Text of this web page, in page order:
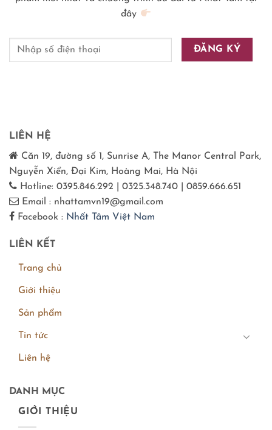
đây
LIÊN HỆ
Căn 19, đường số 1, Sunrise A, The Manor Central Park,
Nguyễn Xiển, Đại Kim, Hoàng Mai, Hà Nội
Hotline: 0395.846.292 | 0325.348.740 | 0859.666.651
Email : nhattamvn19@gmail.com
Facebook : Nhất Tâm Việt Nam
LIÊN KẾT
Trang chủ
Giới thiệu
Sản phẩm
Tin tức
Liên hệ
DANH MỤC
GIỚI THIỆU